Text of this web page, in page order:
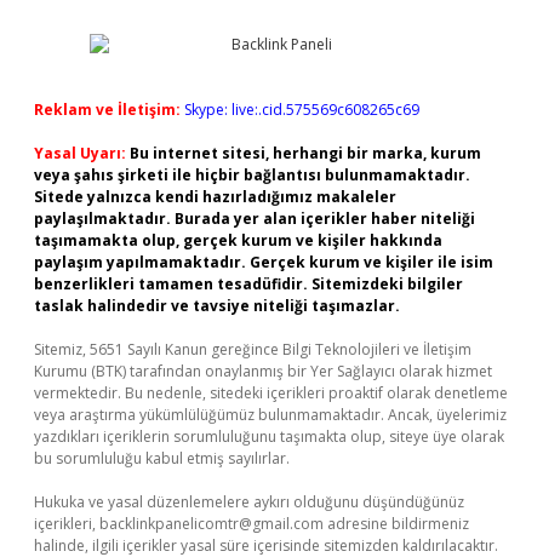
Reklam ve İletişim: Skype: live:.cid.575569c608265c69
Yasal Uyarı: Bu internet sitesi, herhangi bir marka, kurum
veya şahıs şirketi ile hiçbir bağlantısı bulunmamaktadır.
Sitede yalnızca kendi hazırladığımız makaleler
paylaşılmaktadır. Burada yer alan içerikler haber niteliği
taşımamakta olup, gerçek kurum ve kişiler hakkında
paylaşım yapılmamaktadır. Gerçek kurum ve kişiler ile isim
benzerlikleri tamamen tesadüfidir. Sitemizdeki bilgiler
taslak halindedir ve tavsiye niteliği taşımazlar.
Sitemiz, 5651 Sayılı Kanun gereğince Bilgi Teknolojileri ve İletişim
Kurumu (BTK) tarafından onaylanmış bir Yer Sağlayıcı olarak hizmet
vermektedir. Bu nedenle, sitedeki içerikleri proaktif olarak denetleme
veya araştırma yükümlülüğümüz bulunmamaktadır. Ancak, üyelerimiz
yazdıkları içeriklerin sorumluluğunu taşımakta olup, siteye üye olarak
bu sorumluluğu kabul etmiş sayılırlar.
Hukuka ve yasal düzenlemelere aykırı olduğunu düşündüğünüz
içerikleri, backlinkpanelicomtr@gmail.com adresine bildirmeniz
halinde, ilgili içerikler yasal süre içerisinde sitemizden kaldırılacaktır.